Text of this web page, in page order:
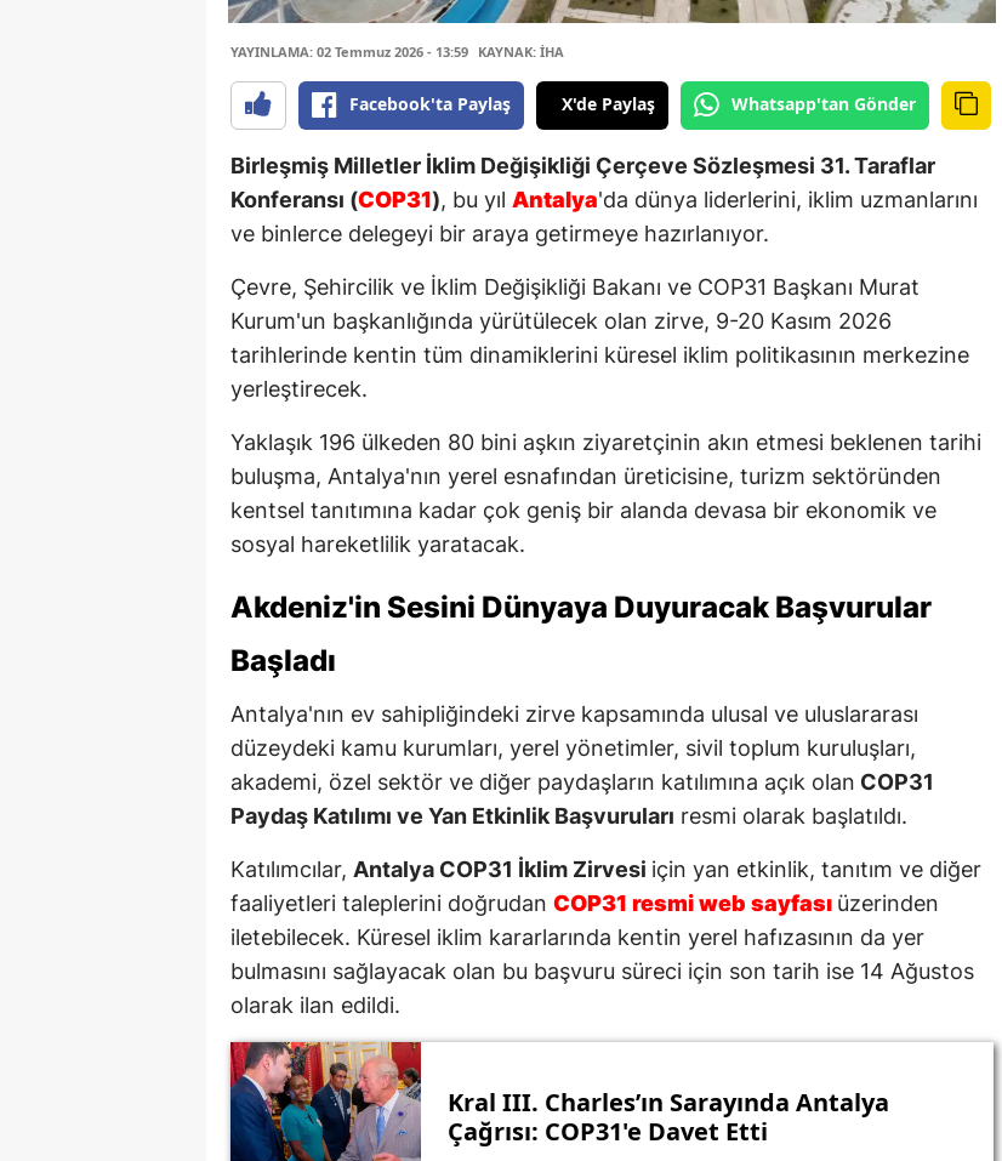
YAYINLAMA: 02 Temmuz 2026 - 13:59 KAYNAK: İHA
Facebook'ta Paylaş X'de Paylaş Whatsapp'tan Gönder
Birleşmiş Milletler İklim Değişikliği Çerçeve Sözleşmesi 31. Taraflar
Konferansı (COP31), bu yıl Antalya'da dünya liderlerini, iklim uzmanlarını
ve binlerce delegeyi bir araya getirmeye hazırlanıyor.
Çevre, Şehircilik ve İklim Değişikliği Bakanı ve COP31 Başkanı Murat
Kurum'un başkanlığında yürütülecek olan zirve, 9-20 Kasım 2026
tarihlerinde kentin tüm dinamiklerini küresel iklim politikasının merkezine
yerleştirecek.
Yaklaşık 196 ülkeden 80 bini aşkın ziyaretçinin akın etmesi beklenen tarihi
buluşma, Antalya'nın yerel esnafından üreticisine, turizm sektöründen
kentsel tanıtımına kadar çok geniş bir alanda devasa bir ekonomik ve
sosyal hareketlilik yaratacak.
Akdeniz'in Sesini Dünyaya Duyuracak Başvurular
Başladı
Antalya'nın ev sahipliğindeki zirve kapsamında ulusal ve uluslararası
düzeydeki kamu kurumları, yerel yönetimler, sivil toplum kuruluşları,
akademi, özel sektör ve diğer paydaşların katılımına açık olan COP31
Paydaş Katılımı ve Yan Etkinlik Başvuruları resmi olarak başlatıldı.
Katılımcılar, Antalya COP31 İklim Zirvesi için yan etkinlik, tanıtım ve diğer
faaliyetleri taleplerini doğrudan COP31 resmi web sayfası üzerinden
iletebilecek. Küresel iklim kararlarında kentin yerel hafızasının da yer
bulmasını sağlayacak olan bu başvuru süreci için son tarih ise 14 Ağustos
olarak ilan edildi.
Kral III. Charles’ın Sarayında Antalya
Çağrısı: COP31'e Davet Etti